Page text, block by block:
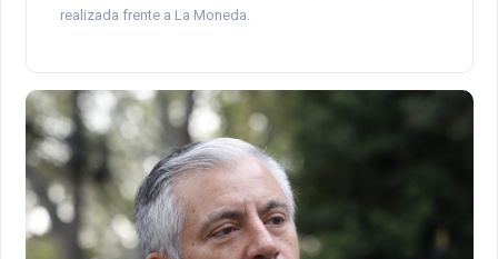
realizada frente a La Moneda.